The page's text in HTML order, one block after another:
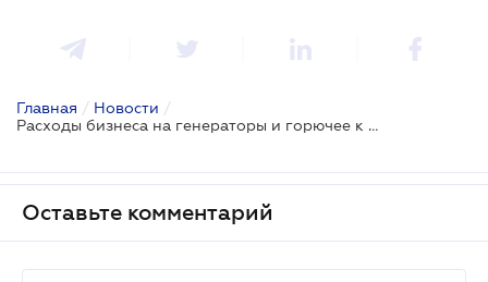
Главная / Новости /
Расходы бизнеса на генераторы и горючее к ним могут уменьшить: проект
Оставьте комментарий